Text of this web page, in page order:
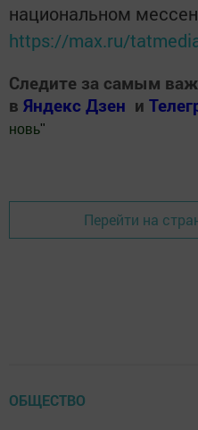
национальном
https://max.ru/
Следите за самым
в Яндекс Дзен и
новь"
Перейти на
ОБЩЕСТВО